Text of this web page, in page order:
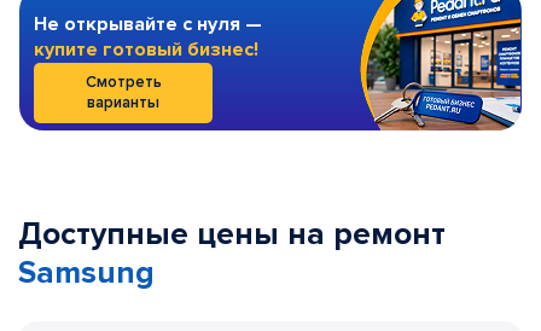
Не открывайте с нуля —
купите готовый бизнес!
Смотреть
варианты
Доступные цены на ремонт
Samsung